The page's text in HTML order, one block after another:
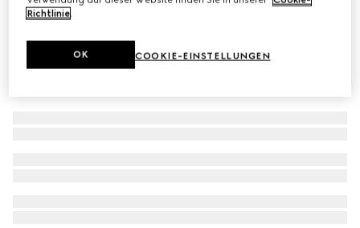
Richtlinie.
COOKIE-EINSTELLUNGEN
OK